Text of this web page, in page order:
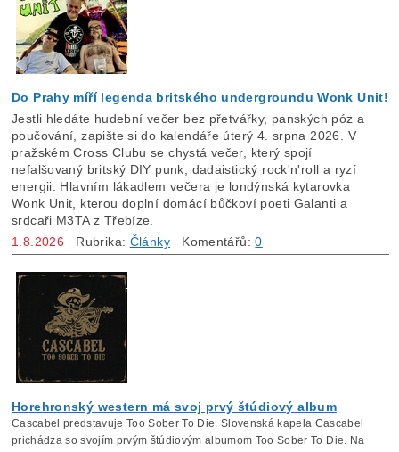
Do Prahy míří legenda britského undergroundu Wonk Unit!
Jestli hledáte hudební večer bez přetvářky, panských póz a
poučování, zapište si do kalendáře úterý 4. srpna 2026. V
pražském Cross Clubu se chystá večer, který spojí
nefalšovaný britský DIY punk, dadaistický rock'n'roll a ryzí
energii. Hlavním lákadlem večera je londýnská kytarovka
Wonk Unit, kterou doplní domácí bůčkoví poeti Galanti a
srdcaři M3TA z Třebíze.
1.8.2026 Rubrika: Články Komentářů:0
Horehronský western má svoj prvý štúdiový album
Cascabel predstavuje Too Sober To Die. Slovenská kapela Cascabel
prichádza so svojím prvým štúdiovým albumom Too SoberTo Die. Na